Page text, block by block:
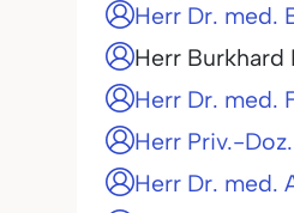
Herr Dr. med.
Herr Burkhard
Herr Dr. med.
Herr Priv.-
Herr Dr. med.